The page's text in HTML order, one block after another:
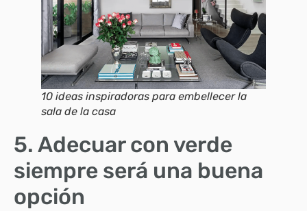
10 ideas inspiradoras para embellecer la
sala de la casa
5. Adecuar con verde
siempre será una buena
opción